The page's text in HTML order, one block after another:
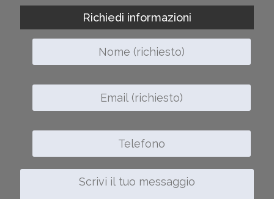
Richiedi informazioni